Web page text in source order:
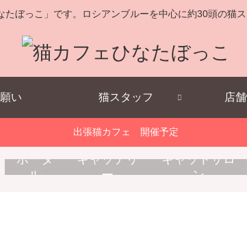
ぼっこ」です。ロシアンブルーを中心に約30頭の猫
い 猫スタッフ 店
出張猫カフェ 開催予定
ポータ
ル
キャッテリ
ー
キャットサロ
ン